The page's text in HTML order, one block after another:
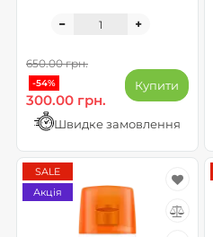
650.00 грн.
-54%
300.00 грн.
Купити
Швидке замовлення
SALE
Акція